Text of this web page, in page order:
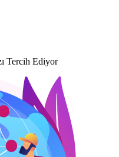
Tercih Ediyor